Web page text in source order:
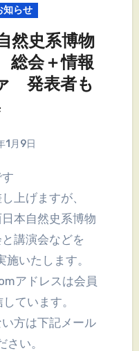
知らせ
然史系博物
会＋情報
発表者も
1月9日
す
上げますが、
本自然史系博物
講演会などを
いたします。
アドレスは会員
ています。
方は下記メール
さい。